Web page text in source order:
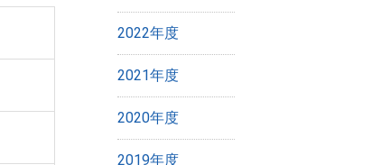
2022年度
2021年度
2020年度
2019年度